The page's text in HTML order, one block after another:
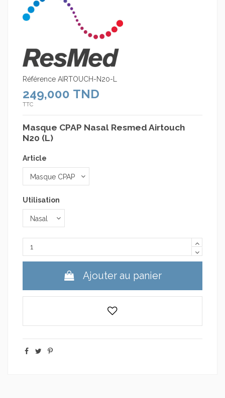
Référence AIRTOUCH-N20-L
249,000 TND
TTC
Masque CPAP Nasal Resmed Airtouch
N20 (L)
Article
Utilisation
Ajouter au panier